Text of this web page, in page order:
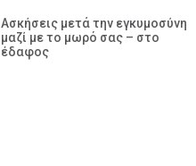
Ασκήσεις μετά την εγκυμοσύνη
μαζί με το μωρό σας – στο
έδαφος